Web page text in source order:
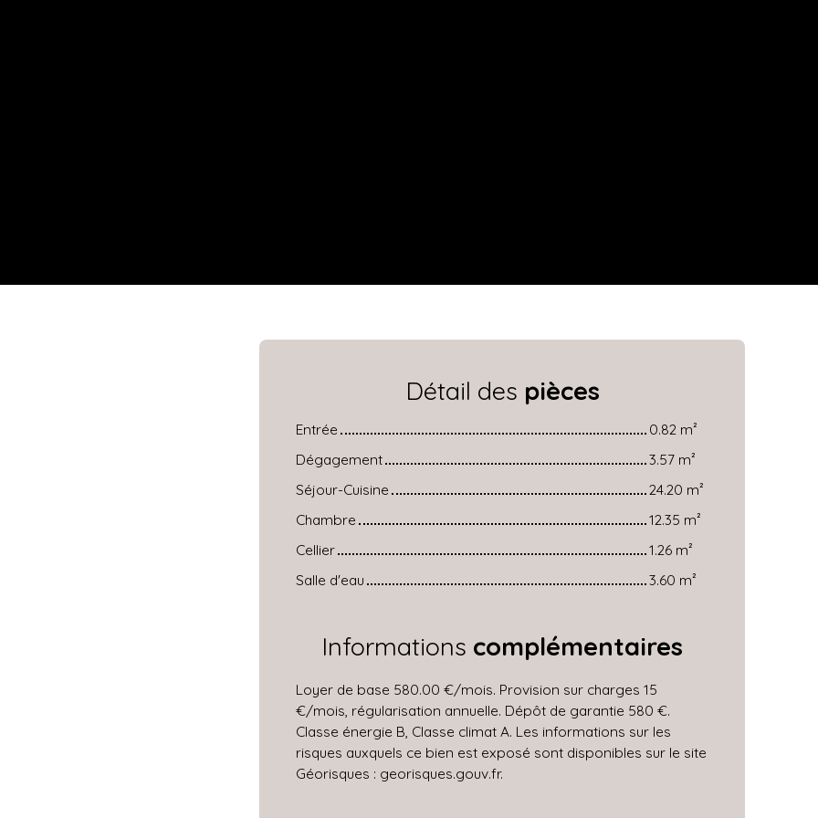
Détail des pièces
Entrée
0.82 m²
Dégagement
3.57 m²
Séjour-Cuisine
24.20 m²
Chambre
12.35 m²
Cellier
1.26 m²
Salle d'eau
3.60 m²
Informations complémentaires
Loyer de base 580.00 €/mois. Provision sur charges 15
€/mois, régularisation annuelle. Dépôt de garantie 580 €.
Classe énergie B, Classe climat A. Les informations sur les
risques auxquels ce bien est exposé sont disponibles sur le site
Géorisques : georisques.gouv.fr.